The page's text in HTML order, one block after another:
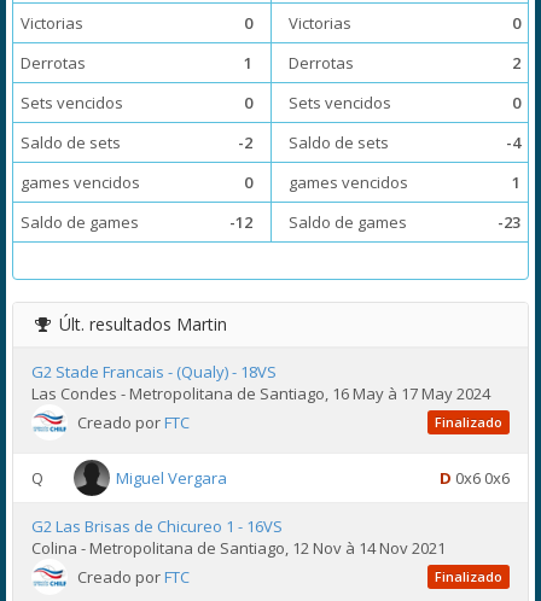
Victorias
0
Derrotas
1
Sets vencidos
0
Saldo de sets
-2
games vencidos
0
Saldo de games
-12
Victorias
0
Derrotas
2
Sets vencidos
0
Saldo de sets
-4
games vencidos
1
Saldo de games
-23
Últ. resultados Martin
G2 Stade Francais - (Qualy) - 18VS
Las Condes - Metropolitana de Santiago, 16 May à 17 May 2024
Creado porFTC Finalizado
Q Miguel Vergara D 0x6 0x6
G2 Las Brisas de Chicureo 1 - 16VS
Colina - Metropolitana de Santiago, 12 Nov à 14 Nov 2021
Creado porFTC Finalizado